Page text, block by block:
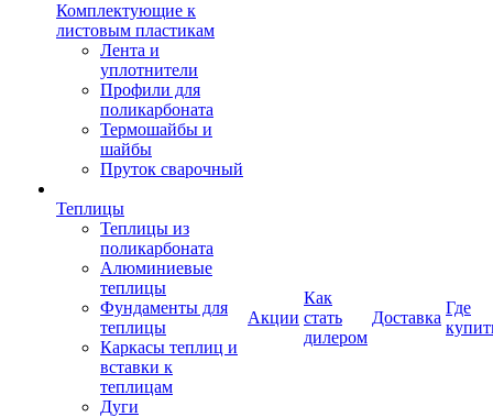
Комплектующие к
листовым пластикам
Лента и
уплотнители
Профили для
поликарбоната
Термошайбы и
шайбы
Пруток сварочный
Теплицы
Теплицы из
поликарбоната
Алюминиевые
теплицы
Фундаменты для
теплицы
Каркасы теплиц и
вставки к
теплицам
Дуги
Акции
Как
стать
дилером
Доставка
Где